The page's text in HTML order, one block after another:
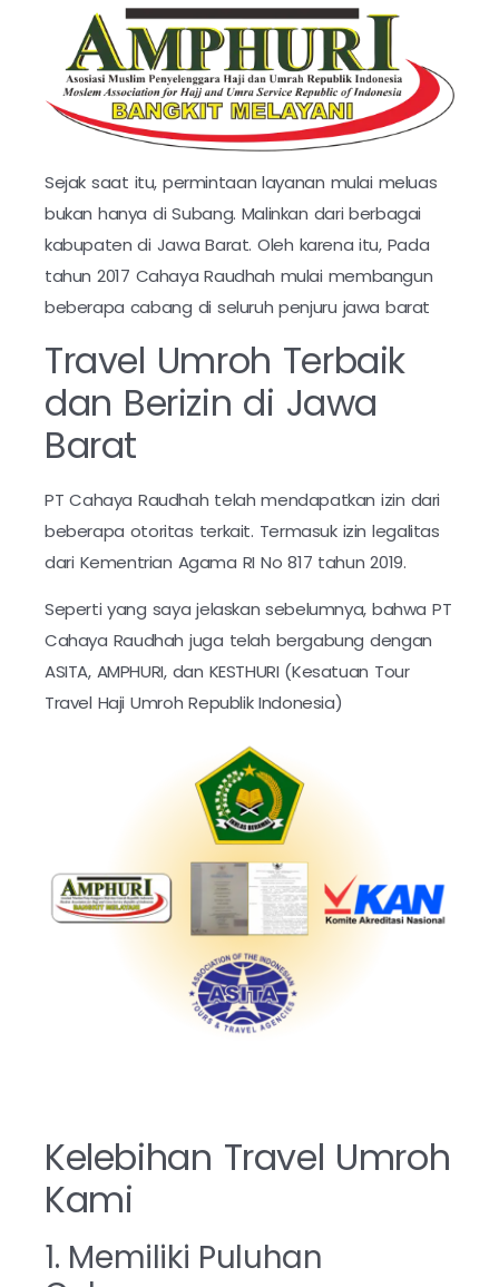
Sejak saat itu, permintaan layanan mulai meluas
bukan hanya di Subang. Malinkan dari berbagai
kabupaten di Jawa Barat. Oleh karena itu, Pada
tahun 2017 Cahaya Raudhah mulai membangun
beberapa cabang di seluruh penjuru jawa barat
Travel Umroh Terbaik
dan Berizin di Jawa
Barat
PT Cahaya Raudhah telah mendapatkan izin dari
beberapa otoritas terkait. Termasuk izin legalitas
dari Kementrian Agama RI No 817 tahun 2019.
Seperti yang saya jelaskan sebelumnya, bahwa PT
Cahaya Raudhah juga telah bergabung dengan
ASITA, AMPHURI, dan KESTHURI (Kesatuan Tour
Travel Haji Umroh Republik Indonesia)
Kelebihan Travel Umroh
Kami
1. Memiliki Puluhan